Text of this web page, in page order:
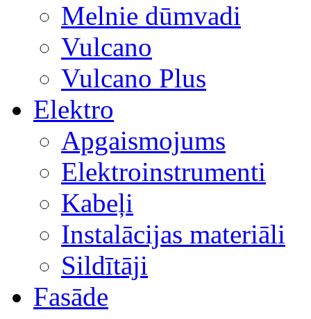
Melnie dūmvadi
Vulcano
Vulcano Plus
Elektro
Apgaismojums
Elektroinstrumenti
Kabeļi
Instalācijas materiāli
Sildītāji
Fasāde